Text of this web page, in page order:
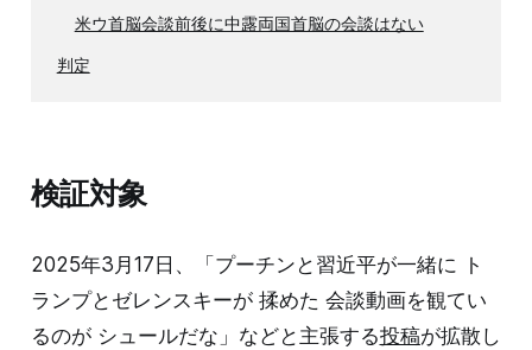
米ウ首脳会談前後に中露両国首脳の会談はない
判定
検証対象
2025年3月17日、「プーチンと習近平が一緒に ト
ランプとゼレンスキーが 揉めた 会談動画を観てい
るのが シュールだな」などと主張する投稿が拡散し